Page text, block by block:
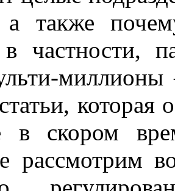
а также
частности,
миллионы
которая
в скором
рассмотрим